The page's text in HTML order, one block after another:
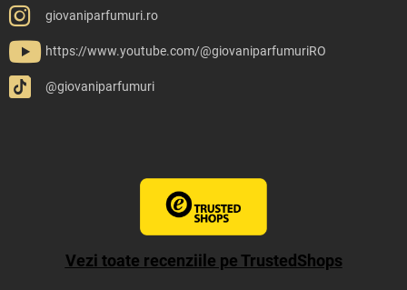
giovaniparfumuri.ro
https://www.youtube.com/@giovaniparfumuriRO
@giovaniparfumuri
Vezi toate recenziile pe TrustedShops